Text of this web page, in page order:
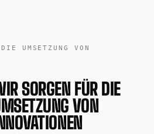
UMSETZUNG VON
SORGEN FÜR DIE
VON